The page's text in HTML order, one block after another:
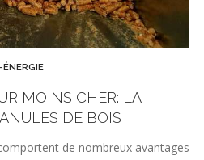
MOINS CHER: LA
DE BOIS
de nombreux avantages